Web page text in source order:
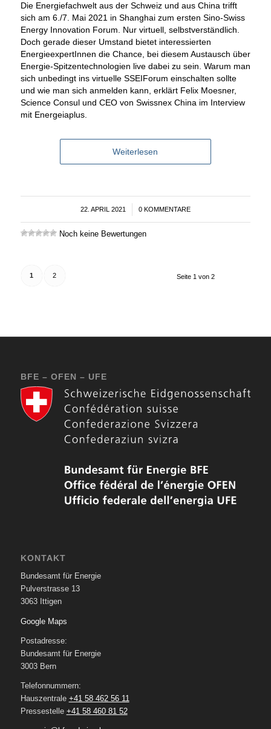
Die Energiefachwelt aus der Schweiz und aus China trifft
sich am 6./7. Mai 2021 in Shanghai zum ersten Sino-Swiss
Energy Innovation Forum. Nur virtuell, selbstverständlich.
Doch gerade dieser Umstand bietet interessierten
EnergieexpertInnen die Chance, bei diesem Austausch über
Energie-Spitzentechnologien live dabei zu sein. Warum man
sich unbedingt ins virtuelle SSEIForum einschalten sollte
und wie man sich anmelden kann, erklärt Felix Moesner,
Science Consul und CEO von Swissnex China im Interview
mit Energeiaplus.
Weiterlesen
22. APRIL 2021
/ 0 KOMMENTARE
Noch keine Bewertungen
Seite 1 von 2
1 2
BFE – OFEN – UFE
KONTAKT
Bundesamt für Energie
Pulverstrasse 13
3063 Ittigen
Google Maps
Postadresse:
Bundesamt für Energie
3003 Bern
Telefonnummern:
Hauszentrale +41 58 462 56 11
Pressestelle +41 58 460 81 52